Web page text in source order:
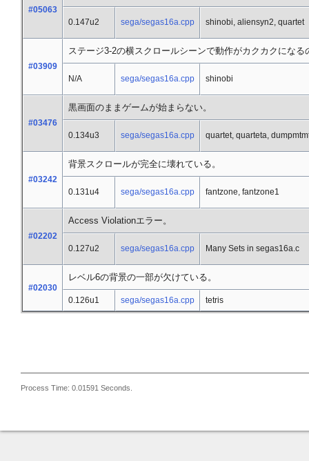
#05063
0.147u2 sega/segas16a.cpp shinobi, aliensyn2, quartet
#03909
ステージ3-2の横スクロールシーンで動作がカクカクになる
N/A sega/segas16a.cpp shinobi
#03476
黒画面のままゲームが始まらない。
0.134u3 sega/segas16a.cpp quartet, quarteta,
#03242
背景スクロールが完全に壊れている。
0.131u4 sega/segas16a.cpp fantzone, fantzone1
#02202
Access Violationエラー。
0.127u2 sega/segas16a.cpp Many Sets in segas16a.c
#02030
レベル6の背景の一部が欠けている。
0.126u1 sega/segas16a.cpp tetris
Process Time: 0.01591 Seconds.